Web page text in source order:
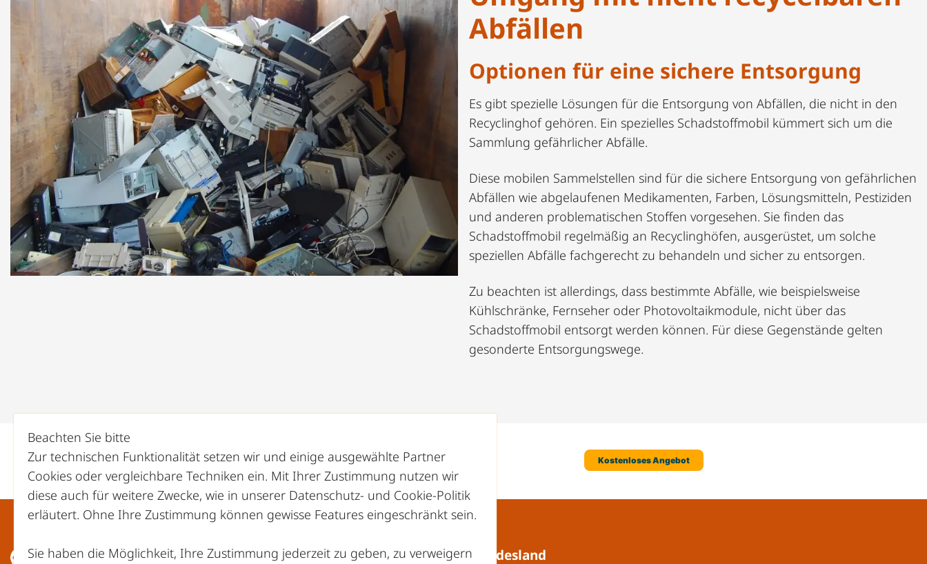
Abfällen
Optionen für eine sichere Entsorgung
Es gibt spezielle Lösungen für die Entsorgung von Abfällen, die nicht in den
Recyclinghof gehören. Ein spezielles Schadstoffmobil kümmert sich um die
Sammlung gefährlicher Abfälle.
Diese mobilen Sammelstellen sind für die sichere Entsorgung von gefährlichen
Abfällen wie abgelaufenen Medikamenten, Farben, Lösungsmitteln, Pestiziden
und anderen problematischen Stoffen vorgesehen. Sie finden das
Schadstoffmobil regelmäßig an Recyclinghöfen, ausgerüstet, um solche
speziellen Abfälle fachgerecht zu behandeln und sicher zu entsorgen.
Zu beachten ist allerdings, dass bestimmte Abfälle, wie beispielsweise
Kühlschränke, Fernseher oder Photovoltaikmodule, nicht über das
Schadstoffmobil entsorgt werden können. Für diese Gegenstände gelten
gesonderte Entsorgungswege.
Recyclinghöfe in Ihrem Bundesland
Beachten Sie bitte
Zur technischen Funktionalität setzen wir und einige ausgewählte Partner
Cookies oder vergleichbare Techniken ein. Mit Ihrer Zustimmung nutzen wir
diese auch für weitere Zwecke, wie in unserer Datenschutz- und Cookie-Politik
erläutert. Ohne Ihre Zustimmung können gewisse Features eingeschränkt sein.
Sie haben die Möglichkeit, Ihre Zustimmung jederzeit zu geben, zu verweigern